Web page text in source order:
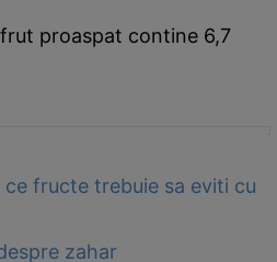
proaspat contine 6,7
ce fructe trebuie sa eviti cu
zahar